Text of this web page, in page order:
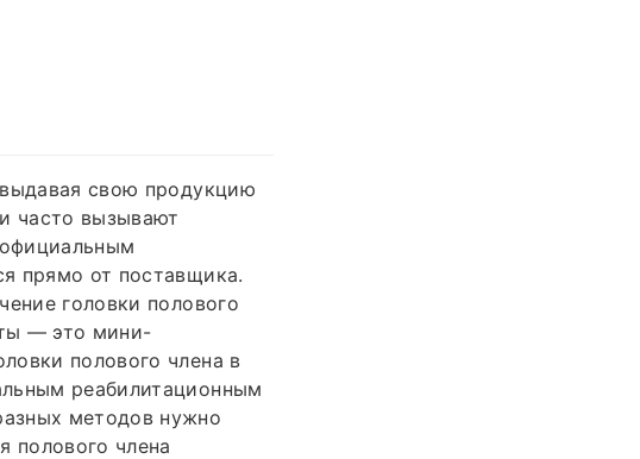
свою продукцию
часто вызывают
прямо от поставщика.
головки полового
— это мини-
полового члена в
реабилитационным
методов нужно
полового члена